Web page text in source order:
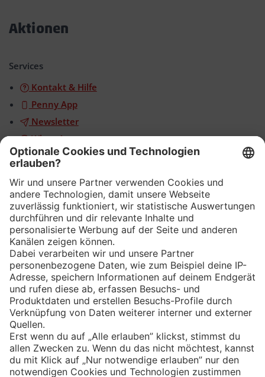
Aktionen
Services
Kontakt & Hilfe
Penny App
Newsletter
WhatsApp
App
Eishockey